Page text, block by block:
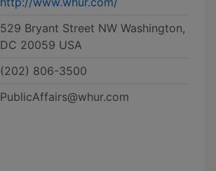
529 Bryant Street NW Washington,
DC 20059 USA
(202) 806-3500
PublicAffairs@whur.com